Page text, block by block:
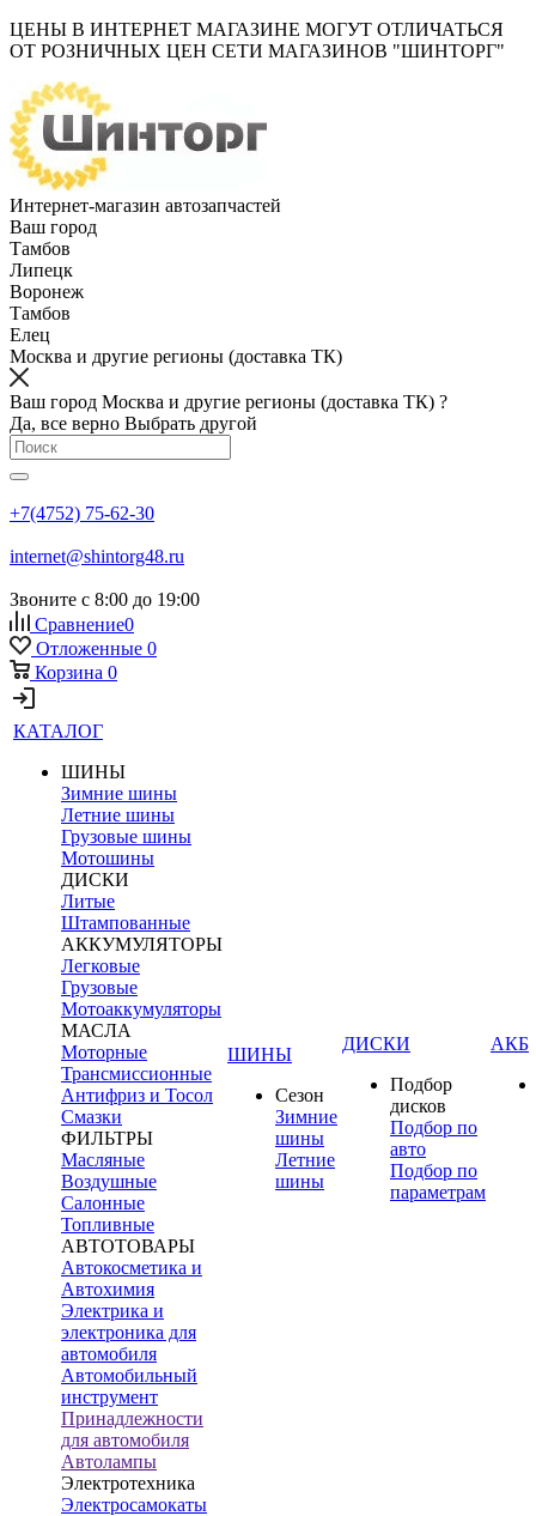
ЦЕНЫ В ИНТЕРНЕТ МАГАЗИНЕ МОГУТ ОТЛИЧАТЬСЯ
ОТ РОЗНИЧНЫХ ЦЕН СЕТИ МАГАЗИНОВ "ШИНТОРГ"
Интернет-магазин автозапчастей
Ваш город
Тамбов
Липецк
Воронеж
Тамбов
Елец
Москва и другие регионы (доставка ТК)
Ваш город Москва и другие регионы (доставка ТК) ?
Да, все верно Выбрать другой
+7(4752) 75-62-30
internet@shintorg48.ru
Звоните с 8:00 до 19:00
Сравнение0
Отложенные 0
Корзина 0
КАТАЛОГ
ШИНЫ
Зимние шины
Летние шины
Грузовые шины
Мотошины
ДИСКИ
Литые
Штампованные
АККУМУЛЯТОРЫ
Легковые
Грузовые
Мотоаккумуляторы
МАСЛА
Моторные
Трансмиссионные
Антифриз и Тосол
Смазки
ФИЛЬТРЫ
Масляные
Воздушные
Салонные
Топливные
АВТОТОВАРЫ
Автокосметика и
Автохимия
Электрика и
электроника для
автомобиля
Автомобильный
инструмент
Принадлежности
для автомобиля
Автолампы
Электротехника
Электросамокаты
ШИНЫ
Сезон
Зимние
шины
Летние
шины
ДИСКИ
Подбор
дисков
Подбор по
авто
Подбор по
параметрам
АКБ